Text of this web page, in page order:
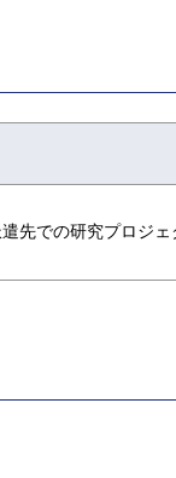
先での研究プロジェ